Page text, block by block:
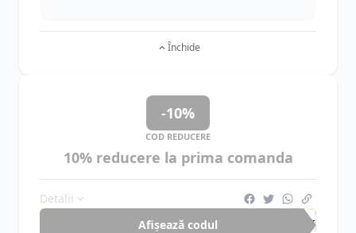
Închide
-10%
COD REDUCERE
10% reducere la prima comanda
Detalii
Afișează codul
MKT